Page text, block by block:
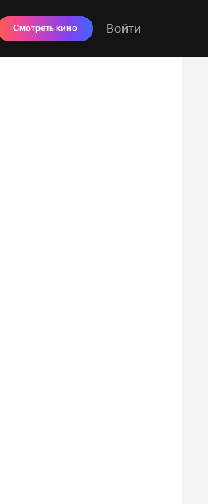
Смотреть кино Войти